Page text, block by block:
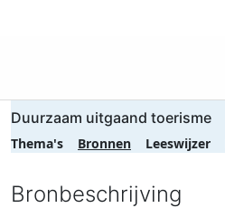
Duurzaam uitgaand toerisme
Thema's Bronnen Leeswijzer
Bronbeschrijving